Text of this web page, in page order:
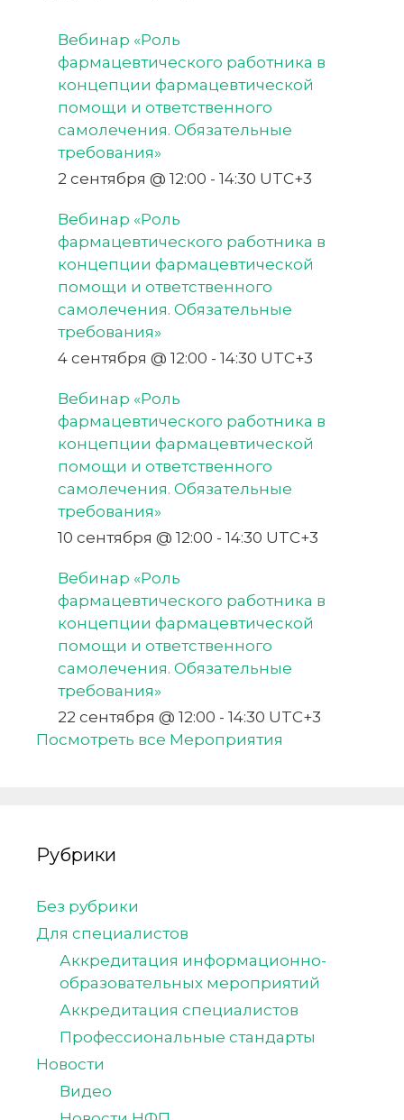
Вебинар «Роль
фармацевтического работника в
концепции фармацевтической
помощи и ответственного
самолечения. Обязательные
требования»
2 сентября @ 12:00 - 14:30 UTC+3
Вебинар «Роль
фармацевтического работника в
концепции фармацевтической
помощи и ответственного
самолечения. Обязательные
требования»
4 сентября @ 12:00 - 14:30 UTC+3
Вебинар «Роль
фармацевтического работника в
концепции фармацевтической
помощи и ответственного
самолечения. Обязательные
требования»
10 сентября @ 12:00 - 14:30 UTC+3
Вебинар «Роль
фармацевтического работника в
концепции фармацевтической
помощи и ответственного
самолечения. Обязательные
требования»
22 сентября @ 12:00 - 14:30 UTC+3
Посмотреть все Мероприятия
Рубрики
Без рубрики
Для специалистов
Аккредитация информационно-
образовательных мероприятий
Аккредитация специалистов
Профессиональные стандарты
Новости
Видео